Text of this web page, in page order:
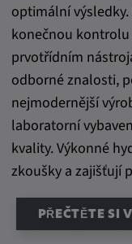
optimální
konečnou
prvotřídním
odborné znalosti,
nejmodernější
laboratorní
kvality. Výkonné
zkoušky a zajišťují
PŘEČTĚTE SI